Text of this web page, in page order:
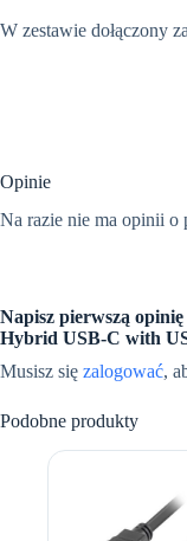
W zestawie dołączony
Opinie
Na razie nie ma opinii o
Napisz pierwszą
Hybrid USB-C with
Musisz się zalogować,
Podobne produkty